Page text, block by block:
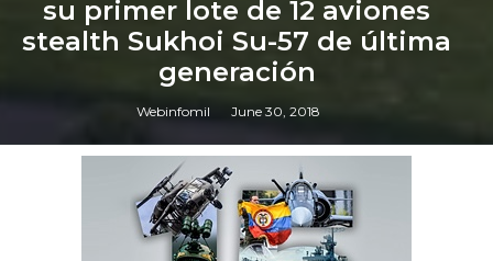
su primer lote de 12 aviones
stealth Sukhoi Su-57 de última
generación
Webinfomil June 30, 2018